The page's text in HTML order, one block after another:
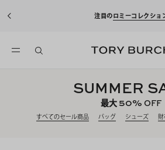
注目のロミーコレクショ
SUMMER
最大50% OFF
すべてのセール商品 バッグ シューズ